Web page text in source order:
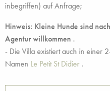
inbegriffen) auf Anfrage;
Hinweis: Kleine Hunde sind
Agentur willkommen .
- Die Villa existiert auch in einer
Namen Le Petit St Didier .